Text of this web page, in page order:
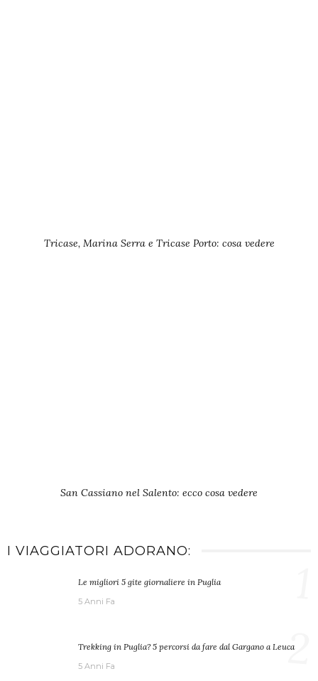
Tricase, Marina Serra e Tricase Porto: cosa vedere
San Cassiano nel Salento: ecco cosa vedere
I VIAGGIATORI ADORANO:
Le migliori 5 gite giornaliere in Puglia
5 Anni Fa
Trekking in Puglia? 5 percorsi da fare dal Gargano a Leuca
5 Anni Fa 2